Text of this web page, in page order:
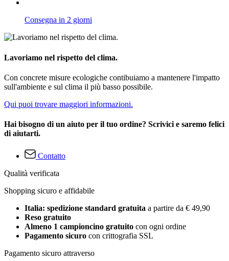
Consegna in 2 giorni
Lavoriamo nel rispetto del clima.
Con concrete misure ecologiche contibuiamo a mantenere l'impatto
sull'ambiente e sul clima il più basso possibile.
Qui puoi trovare maggiori informazioni.
Hai bisogno di un aiuto per il tuo ordine? Scrivici e saremo felici
di aiutarti.
Contatto
Qualità verificata
Shopping sicuro e affidabile
Italia: spedizione standard gratuita a partire da € 49,90
Reso gratuito
Almeno 1 campioncino gratuito con ogni ordine
Pagamento sicuro con crittografia SSL
Pagamento sicuro attraverso